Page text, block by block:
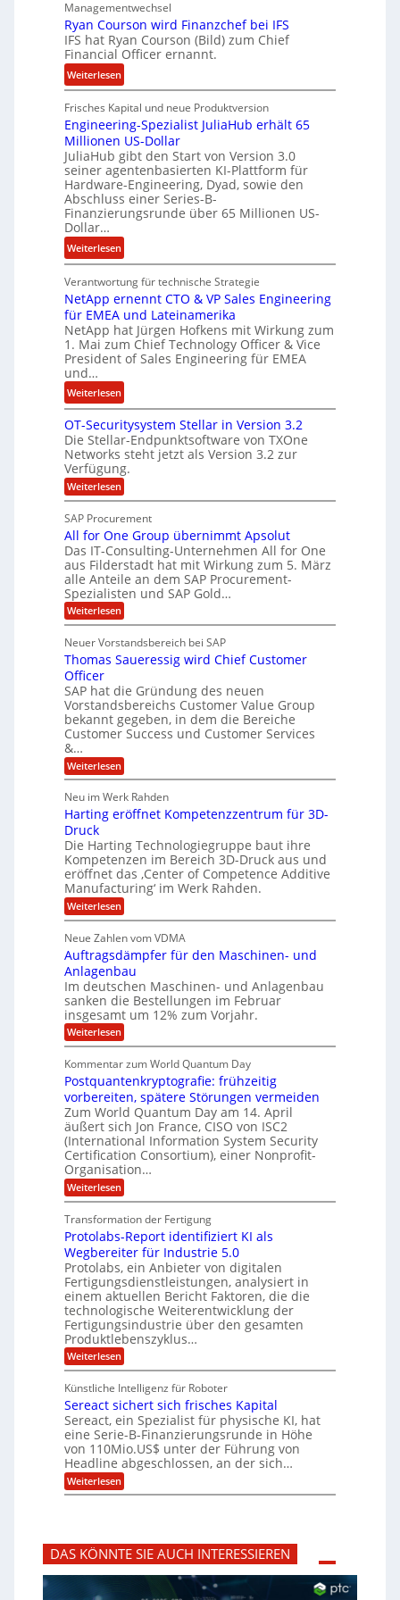
e
n
z
u
s
a
m
m
e
n
ö
s
e
g
e
l
d
z
a
h
l
e
n
t
k
e
n
e
L
ö
s
u
n
g
Managementwechsel
Ryan Courson wird Finanzchef bei IFS
IFS hat Ryan Courson (Bild) zum Chief
Financial Officer ernannt.
Weiterlesen:
R
y
a
n
C
o
u
r
o
n
i
r
d
F
i
n
a
n
z
c
h
e
f
b
e
i
I
F
S
Frisches Kapital und neue Produktversion
Engineering-Spezialist JuliaHub erhält 65
Millionen US-Dollar
JuliaHub gibt den Start von Version 3.0
seiner agentenbasierten KI-Plattform für
Hardware-Engineering, Dyad, sowie den
Abschluss einer Series-B-
Finanzierungsrunde über 65 Millionen US-
Dollar…
Weiterlesen:
E
n
g
n
e
e
r
i
g
S
p
e
z
i
a
i
s
t
u
i
a
H
u
b
e
l
t
6
5
M
i
l
l
i
o
n
e
n
U
S
-
D
o
l
l
a
r
Verantwortung für technische Strategie
NetApp ernennt CTO & VP Sales Engineering
für EMEA und Lateinamerika
NetApp hat Jürgen Hofkens mit Wirkung zum
1. Mai zum Chief Technology Officer & Vice
President of Sales Engineering für EMEA
und…
Weiterlesen:
N
e
t
A
p
p
n
e
n
n
t
C
T
O
V
P
S
l
e
s
E
g
i
n
e
e
r
i
n
g
f
ü
r
M
E
A
u
n
d
L
a
t
e
i
n
a
m
e
r
i
k
a
OT-Securitysystem Stellar in Version 3.2
Die Stellar-Endpunktsoftware von TXOne
Networks steht jetzt als Version 3.2 zur
Verfügung.
Weiterlesen:
O
-
S
e
c
u
r
i
t
y
y
s
e
m
S
t
e
l
a
i
n
V
r
s
i
o
n
3
.
2
SAP Procurement
All for One Group übernimmt Apsolut
Das IT-Consulting-Unternehmen All for One
aus Filderstadt hat mit Wirkung zum 5. März
alle Anteile an dem SAP Procurement-
Spezialisten und SAP Gold…
Weiterlesen:
A
l
f
r
O
n
e
G
o
u
p
ü
b
e
n
i
m
m
t
A
p
s
o
l
u
t
Neuer Vorstandsbereich bei SAP
Thomas Saueressig wird Chief Customer
Officer
SAP hat die Gründung des neuen
Vorstandsbereichs Customer Value Group
bekannt gegeben, in dem die Bereiche
Customer Success und Customer Services
&…
Weiterlesen:
T
o
m
S
a
u
e
r
e
s
i
g
w
i
r
d
C
h
i
e
f
C
u
s
t
o
m
e
r
O
ff
c
e
r
Neu im Werk Rahden
Harting eröffnet Kompetenzzentrum für 3D-
Druck
Die Harting Technologiegruppe baut ihre
Kompetenzen im Bereich 3D-Druck aus und
eröffnet das ‚Center of Competence Additive
Manufacturing‘ im Werk Rahden.
Weiterlesen:
H
r
t
i
n
g
e
r
ö
f
n
e
t
K
o
m
p
e
t
e
n
z
z
n
t
u
m
f
ü
r
3
D
-
r
u
c
k
Neue Zahlen vom VDMA
Auftragsdämpfer für den Maschinen- und
Anlagenbau
Im deutschen Maschinen- und Anlagenbau
sanken die Bestellungen im Februar
insgesamt um 12% zum Vorjahr.
Weiterlesen:
A
f
t
r
a
g
s
d
ä
m
p
f
e
r
ü
r
d
e
n
M
a
s
c
h
i
e
n
-
u
n
d
A
n
l
n
b
a
Kommentar zum World Quantum Day
Postquantenkryptografie: frühzeitig
vorbereiten, spätere Störungen vermeiden
Zum World Quantum Day am 14. April
äußert sich Jon France, CISO von ISC2
(International Information System Security
Certification Consortium), einer Nonprofit-
Organisation…
Weiterlesen:
P
s
t
q
u
a
n
t
e
n
k
r
y
p
t
o
g
r
a
f
i
e
:
f
z
e
i
Transformation der Fertigung
Protolabs-Report identifiziert KI als
Wegbereiter für Industrie 5.0
Protolabs, ein Anbieter von digitalen
Fertigungsdienstleistungen, analysiert in
einem aktuellen Bericht Faktoren, die die
technologische Weiterentwicklung der
Fertigungsindustrie über den gesamten
Produktlebenszyklus…
Weiterlesen:
P
o
t
o
l
a
b
s
-
R
r
t
i
Künstliche Intelligenz für Roboter
Sereact sichert sich frisches Kapital
Sereact, ein Spezialist für physische KI, hat
eine Serie-B-Finanzierungsrunde in Höhe
von 110Mio.US$ unter der Führung von
Headline abgeschlossen, an der sich…
Weiterlesen:
S
a
c
t
s
DAS KÖNNTE SIE AUCH INTERESSIEREN